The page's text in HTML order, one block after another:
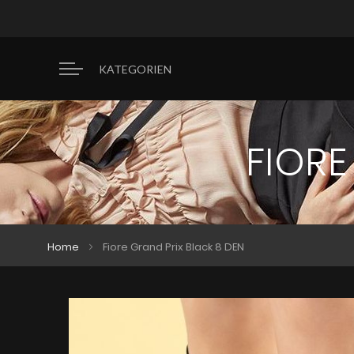
KATEGORIEN
Home Fiore Grand Prix Black 8 DEN